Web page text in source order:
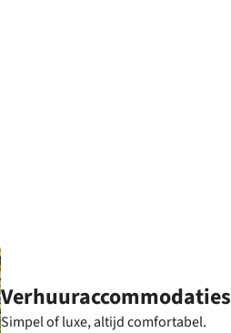
Verhuuraccommodaties
Simpel of luxe, altijd comfortabel.